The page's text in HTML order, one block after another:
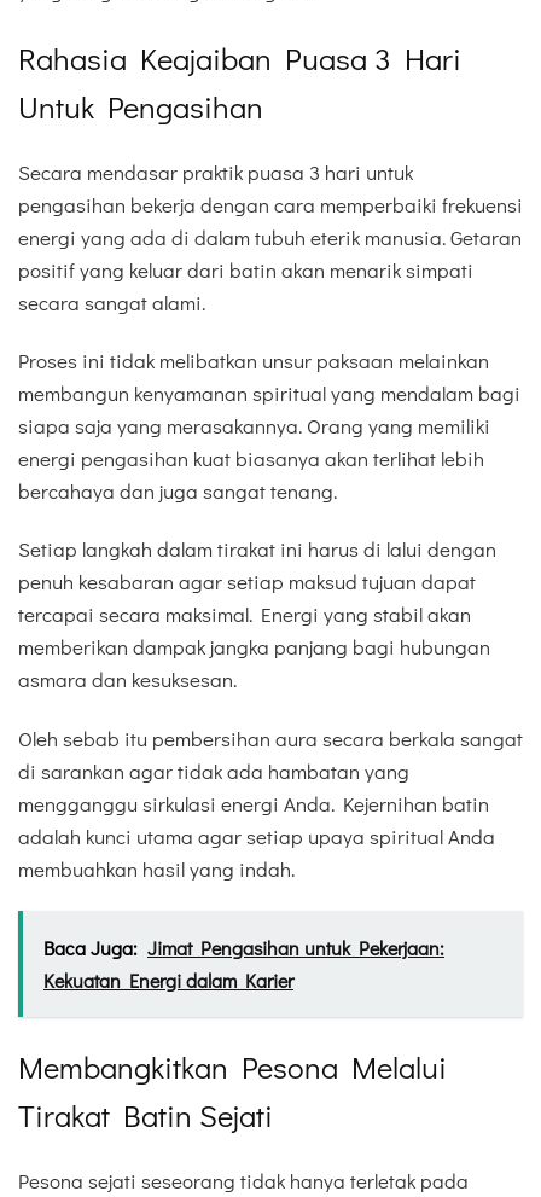
Rahasia Keajaiban Puasa 3 Hari
Untuk Pengasihan
Secara mendasar praktik puasa 3 hari untuk
pengasihan bekerja dengan cara memperbaiki frekuensi
energi yang ada di dalam tubuh eterik manusia. Getaran
positif yang keluar dari batin akan menarik simpati
secara sangat alami.
Proses ini tidak melibatkan unsur paksaan melainkan
membangun kenyamanan spiritual yang mendalam bagi
siapa saja yang merasakannya. Orang yang memiliki
energi pengasihan kuat biasanya akan terlihat lebih
bercahaya dan juga sangat tenang.
Setiap langkah dalam tirakat ini harus di lalui dengan
penuh kesabaran agar setiap maksud tujuan dapat
tercapai secara maksimal. Energi yang stabil akan
memberikan dampak jangka panjang bagi hubungan
asmara dan kesuksesan.
Oleh sebab itu pembersihan aura secara berkala sangat
di sarankan agar tidak ada hambatan yang
mengganggu sirkulasi energi Anda. Kejernihan batin
adalah kunci utama agar setiap upaya spiritual Anda
membuahkan hasil yang indah.
Baca Juga: Jimat Pengasihan untuk Pekerjaan:
Kekuatan Energi dalam Karier
Membangkitkan Pesona Melalui
Tirakat Batin Sejati
Pesona sejati seseorang tidak hanya terletak pada